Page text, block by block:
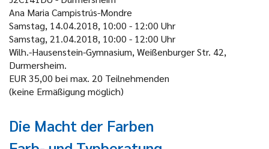
Ana Maria Campistrús-Mondre
Samstag, 14.04.2018, 10:00 - 12:00 Uhr
Samstag, 21.04.2018, 10:00 - 12:00 Uhr
Wilh.-Hausenstein-Gymnasium, Weißenburger Str. 42,
Durmersheim.
EUR 35,00 bei max. 20 Teilnehmenden
(keine Ermäßigung möglich)
Die Macht der Farben